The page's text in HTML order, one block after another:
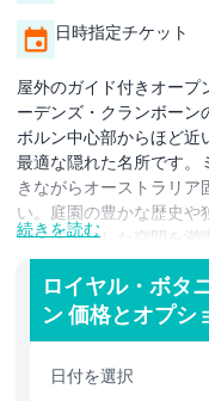
日時指定チケット
屋外のガイド付きオープ
ーデンズ・クランボー
ボルン中心部からほど近
最適な隠れた名所です。
きながらオーストラリア
い。庭園の豊かな歴史
気と広々とした空間を満
トラリアン・ガーデン
ネイティブプラントや
す。季節ごとに移り変
らユーカリの落ち着い
層に適しており、家族
すめです。メルボルン
続きを読む
ロイヤル・ボタ
ン 価格とオプシ
日付を選択